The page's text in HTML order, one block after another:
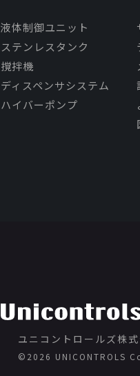
液体制御ユニット
ステンレスタンク
撹拌機
ディスペンサシステム
ハイバーポンプ
ユニコントロールズ株
©️2026 UNICONTROLS